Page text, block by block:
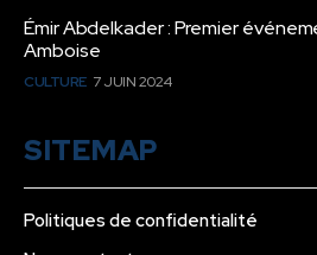
Émir Abdelkader : Premier
Amboise
CULTURE 7 JUIN 2024
SITEMAP
Politiques de confidentialité